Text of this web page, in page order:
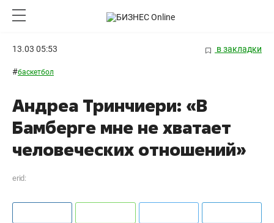
13.03 05:53 в закладки
#баскетбол
Андреа Тринчиери: «В
Бамберге мне не хватает
человеческих отношений»
erid: